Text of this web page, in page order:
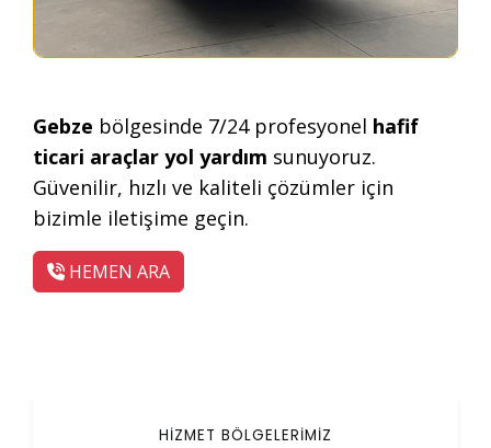
Gebze bölgesinde 7/24 profesyonel hafif
ticari araçlar yol yardım sunuyoruz.
Güvenilir, hızlı ve kaliteli çözümler için
bizimle iletişime geçin.
HEMEN ARA
HİZMET BÖLGELERİMİZ